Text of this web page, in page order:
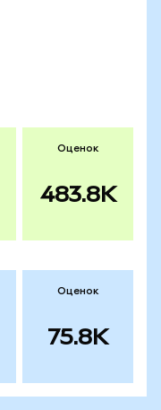
Оценок
483.8K
Оценок
75.8K